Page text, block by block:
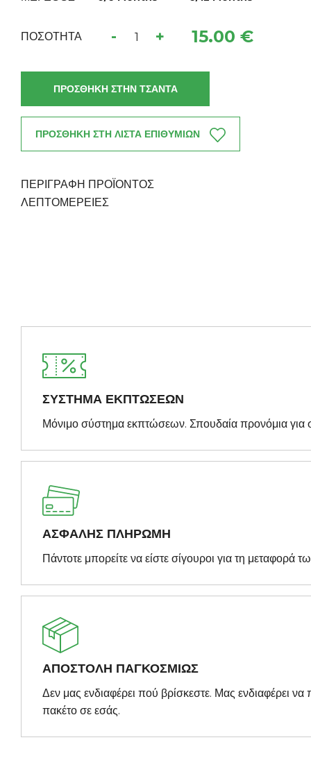
ΠΟΣΟΤΗΤΑ - + 15.00 €
ΠΡΟΣΘΗΚΗ ΣΤΗΝ ΤΣΑΝΤΑ
ΠΡΟΣΘΗΚΗ ΣΤΗ ΛΙΣΤΑ ΕΠΙΘΥΜΙΩΝ
ΠΕΡΙΓΡΑΦΗ ΠΡΟΪΟΝΤΟΣ
ΛΕΠΤΟΜΈΡΕΙΕΣ
ΣΥΣΤΗΜΑ ΕΚΠΤΩΣΕΩΝ
Μόνιμο σύστημα εκπτώσεων. Σπουδαία προνόμια για
ΑΣΦΑΛΗΣ ΠΛΗΡΩΜΗ
Πάντοτε μπορείτε να είστε σίγουροι για τη μεταφορά
ΑΠΟΣΤΟΛΗ ΠΑΓΚΟΣΜΙΩΣ
Δεν μας ενδιαφέρει πού βρίσκεστε. Μας ενδιαφέρει
πακέτο σε εσάς.